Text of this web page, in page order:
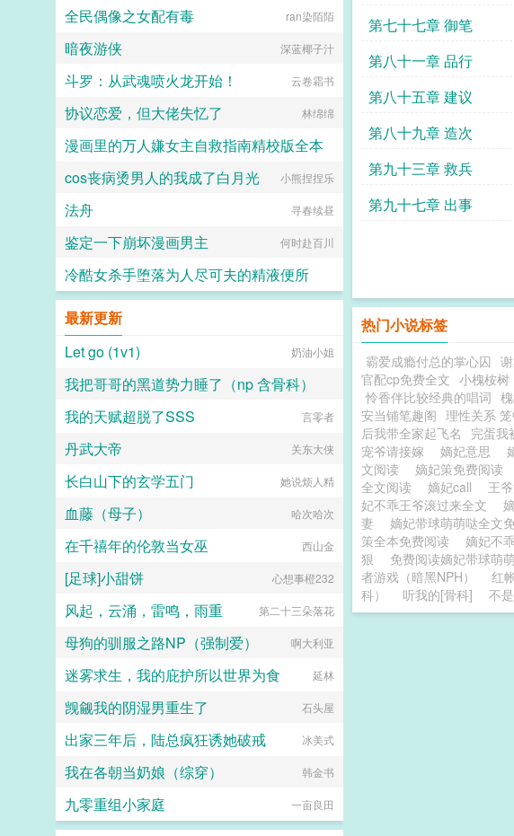
第七十七章 御笔
第八十一章 品行
第八十五章 建议
第八十九章 造次
第九十三章 救兵
第九十七章 出事
热门小说标签
霸爱成瘾付总的掌心囚
官配cp免费全文 小槐桉树
怜香伴比较经典的唱词
安当铺笔趣阁 理性关系
后我带全家起飞名
完蛋我
宠爷请接嫁
嫡妃意思
文阅读
嫡妃策免费阅读
全文阅读
嫡妃call 王
妃不乖王爷滚过来全文
妻
嫡妃带球萌萌哒全文
策全本免费阅读
嫡妃不
狠
免费阅读嫡妃带球萌
者游戏（暗黑NPH）
红
科）
听我的[骨科] 不
全民偶像之女配有毒 ran染陌陌
暗夜游侠 深蓝椰子汁
斗罗：从武魂喷火龙开始！ 云卷霜书
协议恋爱，但大佬失忆了 林绵绵
漫画里的万人嫌女主自救指南精校版全本
塞克斯白木清
cos丧病烫男人的我成了白月光 小熊捏捏乐
法舟 寻春续昼
鉴定一下崩坏漫画男主 何时赴百川
冷酷女杀手堕落为人尽可夫的精液便所
最新更新
Let go (1v1)
奶油小姐
我把哥哥的黑道势力睡了（np 含骨科）
子时南笙烟
我的天赋超脱了SSS 言零者
丹武大帝 关东大侠
长白山下的玄学五门 她说烦人精
血藤（母子） 哈次哈次
在千禧年的伦敦当女巫 西山金
[足球]小甜饼 心想事橙232
风起，云涌，雷鸣，雨重 第二十三朵落花
母狗的驯服之路NP（强制爱） 啊大利亚
迷雾求生，我的庇护所以世界为食 延林
觊觎我的阴湿男重生了 石头屋
出家三年后，陆总疯狂诱她破戒 冰美式
我在各朝当奶娘（综穿） 韩金书
九零重组小家庭 一亩良田